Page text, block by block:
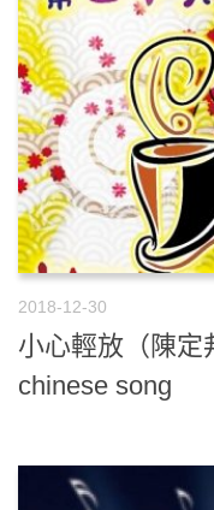
2018-12-30
小心輕放（陳定
chinese song